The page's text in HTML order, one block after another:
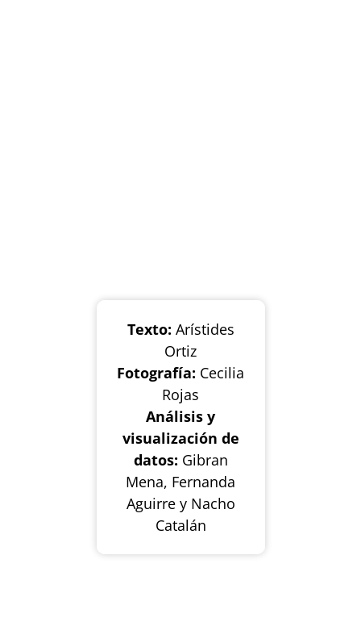
Texto: Arístides
Ortiz
Fotografía: Cecilia
Rojas
Análisis y
visualización de
datos: Gibran
Mena, Fernanda
Aguirre y Nacho
Catalán